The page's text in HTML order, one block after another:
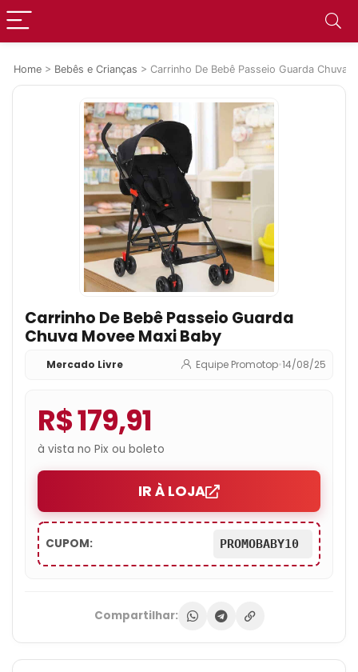
Home > Bebês e Crianças > Carrinho De Bebê Passeio Guarda Chuva
Carrinho De Bebê Passeio Guarda
Chuva Movee Maxi Baby
Mercado Livre Equipe Promotop•14/08/25
R$ 179,91
à vista no Pix ou boleto
IR À LOJA
CUPOM: PROMOBABY10
Compartilhar: